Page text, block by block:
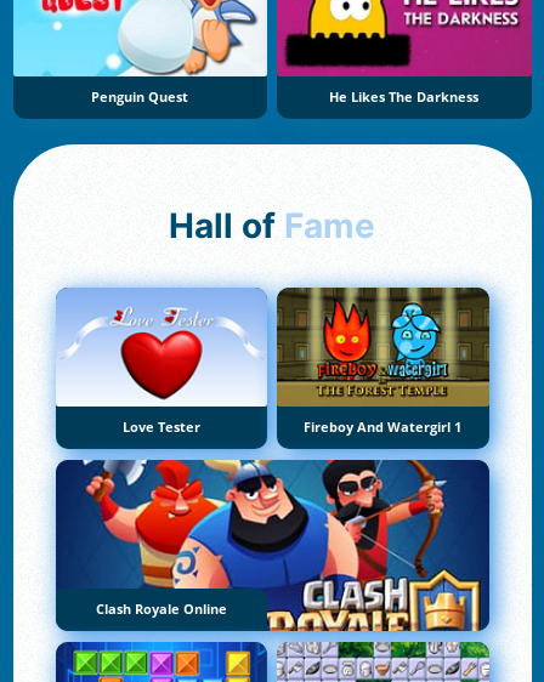
Penguin Quest He Likes The Darkness
Hall of Fame
Love Tester Fireboy And Watergirl 1
Clash Royale Online